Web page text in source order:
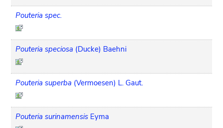
Pouteria spec.
Pouteria speciosa (Ducke) Baehni
Pouteria superba (Vermoesen) L. Gaut.
Pouteria surinamensis Eyma